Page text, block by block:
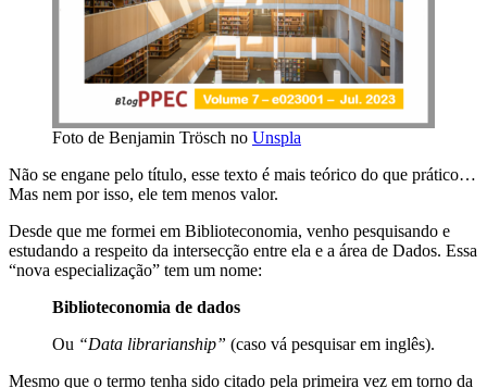
Foto de Benjamin Trösch no Unspla
Não se engane pelo título, esse texto é mais teórico do que prático…
Mas nem por isso, ele tem menos valor.
Desde que me formei em Biblioteconomia, venho pesquisando e
estudando a respeito da intersecção entre ela e a área de Dados. Essa
“nova especialização” tem um nome:
Biblioteconomia de dados
Ou “Data librarianship” (caso vá pesquisar em inglês).
Mesmo que o termo tenha sido citado pela primeira vez em torno da